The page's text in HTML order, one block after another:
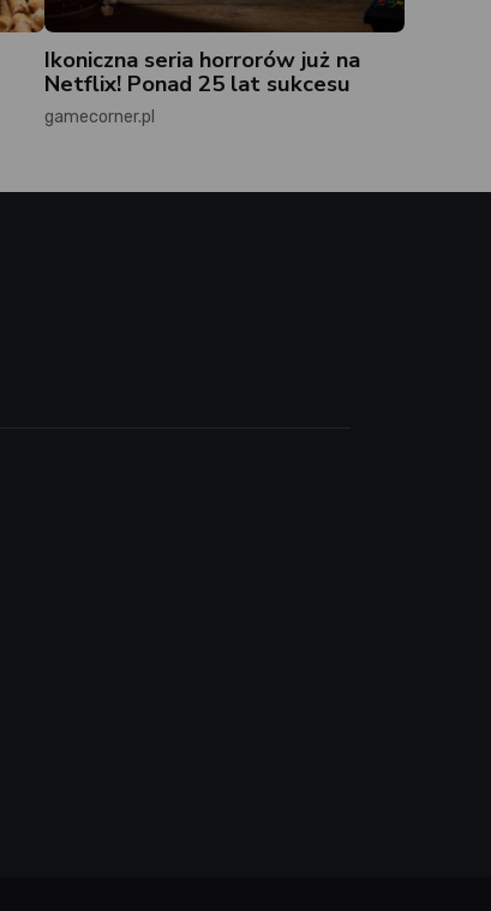
Ikoniczna seria horrorów już na
Netflix! Ponad 25 lat sukcesu
gamecorner.pl